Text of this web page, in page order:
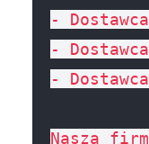
-
-
-
Nasza